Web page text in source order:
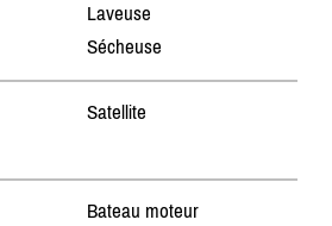
Laveuse
Sécheuse
Satellite
Bateau moteur